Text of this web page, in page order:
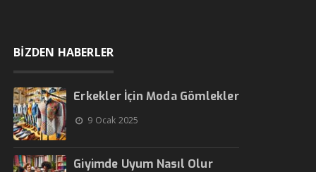
BİZDEN HABERLER
Erkekler İçin Moda Gömlekler
9 Ocak 2025
Giyimde Uyum Nasıl Olur